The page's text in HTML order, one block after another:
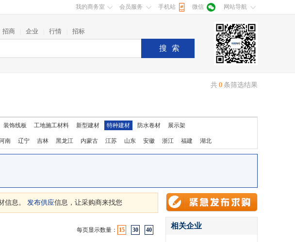
我的商务室 会员服务 手机站 微信 网站导航
招商 企业 行情 招标
搜索
共 0 条筛选结果
装饰线板 工地施工材料 新型建材 特种建材 防水卷材 展示架
南 辽宁 吉林 黑龙江 内蒙古 江苏 山东 安徽 浙江 福建
湖北
港
澳门
信息。 发布供应信息，让采购商来找您
每页显示数量： 15 30 40 相关企业